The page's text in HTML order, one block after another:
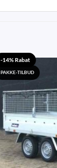
-14% Rabat
PAKKE-TILBUD